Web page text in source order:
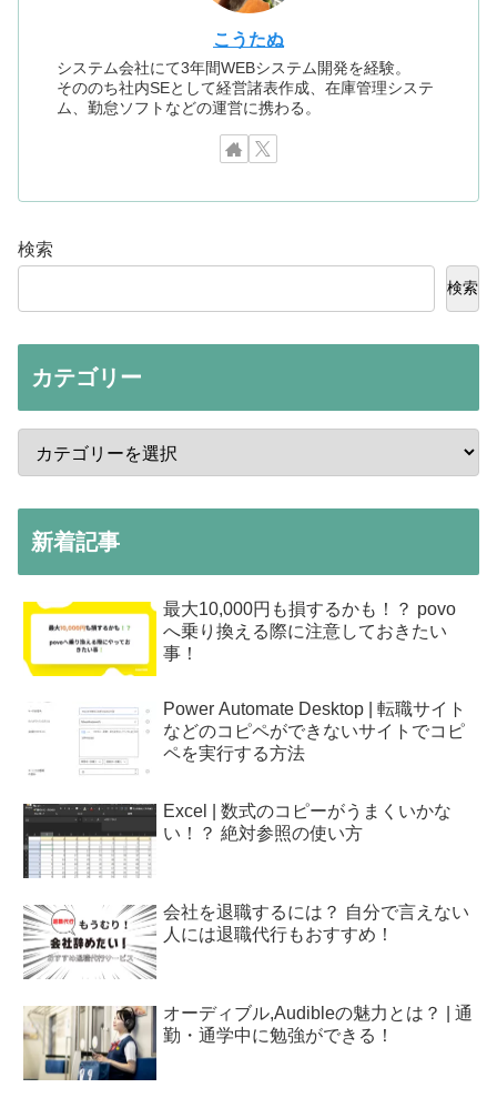
こうたぬ
システム会社にて3年間WEBシステム開発を経験。
そののち社内SEとして経営諸表作成、在庫管理システ
ム、勤怠ソフトなどの運営に携わる。
検索
検索
カテゴリー
新着記事
最大10,000円も損するかも！？ povo
へ乗り換える際に注意しておきたい
事！
Power Automate Desktop | 転職サイト
などのコピペができないサイトでコピ
ペを実行する方法
Excel | 数式のコピーがうまくいかな
い！？ 絶対参照の使い方
会社を退職するには？ 自分で言えない
人には退職代行もおすすめ！
オーディブル,Audibleの魅力とは？ | 通
勤・通学中に勉強ができる！